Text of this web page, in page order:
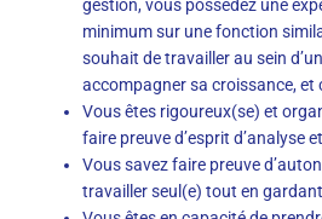
gestion, vous possédez une
minimum sur une fonction
souhait de travailler au sein
accompagner sa croissance, et
Vous êtes rigoureux(se) et
faire preuve d’esprit d’analyse
Vous savez faire preuve
travailler seul(e) tout en